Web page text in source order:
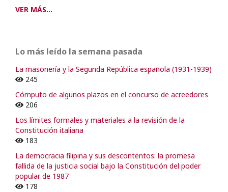
VER MÁS...
Lo más leído la semana pasada
La masonería y la Segunda República española (1931-1939)
245
Cómputo de algunos plazos en el concurso de acreedores
206
Los límites formales y materiales a la revisión de la
Constitución italiana
183
La democracia filipina y sus descontentos: la promesa
fallida de la justicia social bajo la Constitución del poder
popular de 1987
178